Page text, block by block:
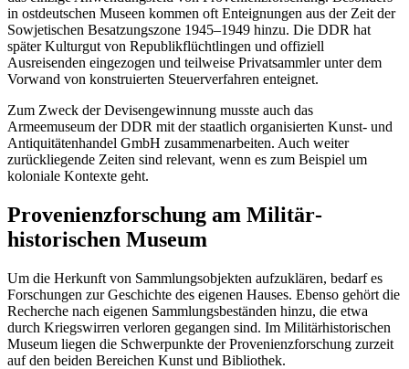
in ostdeutschen Museen kommen oft Enteignungen aus der Zeit der
Sowjetischen Besatzungszone 1945–1949 hinzu. Die DDR hat
später Kulturgut von Republikflüchtlingen und offiziell
Ausreisenden eingezogen und teilweise Privatsammler unter dem
Vorwand von konstruierten Steuerverfahren enteignet.
Zum Zweck der Devisengewinnung musste auch das
Armeemuseum der DDR mit der staatlich organisierten Kunst- und
Antiquitätenhandel GmbH zusammenarbeiten. Auch weiter
zurückliegende Zeiten sind relevant, wenn es zum Beispiel um
koloniale Kontexte geht.
Provenienz­forschung am Militär­
historischen Museum
Um die Herkunft von Sammlungsobjekten aufzuklären, bedarf es
Forschungen zur Geschichte des eigenen Hauses. Ebenso gehört die
Recherche nach eigenen Sammlungsbeständen hinzu, die etwa
durch Kriegswirren verloren gegangen sind. Im Militärhistorischen
Museum liegen die Schwerpunkte der Provenienzforschung zurzeit
auf den beiden Bereichen Kunst und Bibliothek.